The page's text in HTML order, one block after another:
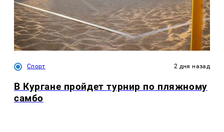
Спорт 2 дня назад
В Кургане пройдет турнир по пляжному
самбо